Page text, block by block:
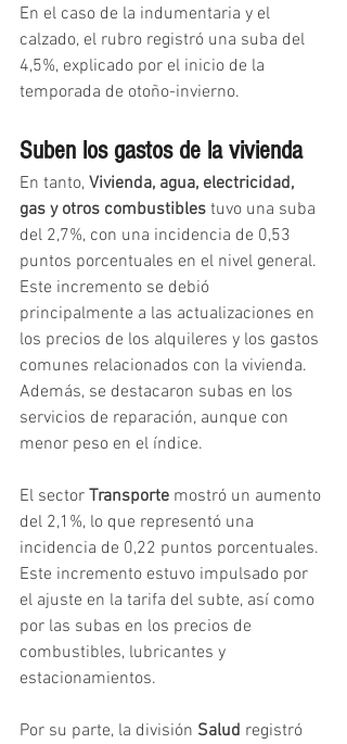
En el caso de la indumentaria y el
calzado, el rubro registró una suba del
4,5%, explicado por el inicio de la
temporada de otoño-invierno.
Suben los gastos de la vivienda
En tanto, Vivienda, agua, electricidad,
gas y otros combustibles tuvo una suba
del 2,7%, con una incidencia de 0,53
puntos porcentuales en el nivel general.
Este incremento se debió
principalmente a las actualizaciones en
los precios de los alquileres y los gastos
comunes relacionados con la vivienda.
Además, se destacaron subas en los
servicios de reparación, aunque con
menor peso en el índice.
El sector Transporte mostró un aumento
del 2,1%, lo que representó una
incidencia de 0,22 puntos porcentuales.
Este incremento estuvo impulsado por
el ajuste en la tarifa del subte, así como
por las subas en los precios de
combustibles, lubricantes y
estacionamientos.
Por su parte, la división Salud registró